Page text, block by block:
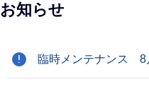
お知らせ
! 臨時メンテナンス 8